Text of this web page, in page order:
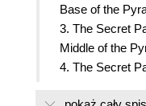
Base of the
3. The Secret
Middle of the
4. The Secret